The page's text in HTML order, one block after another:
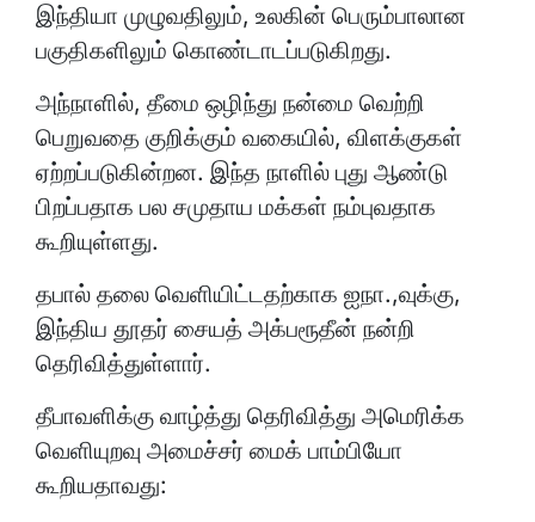
இந்தியா முழுவதிலும், உலகின் பெரும்பாலான
பகுதிகளிலும் கொண்டாடப்படுகிறது.
அந்நாளில், தீமை ஒழிந்து நன்மை வெற்றி
பெறுவதை குறிக்கும் வகையில், விளக்குகள்
ஏற்றப்படுகின்றன. இந்த நாளில் புது ஆண்டு
பிறப்பதாக பல சமுதாய மக்கள் நம்புவதாக
கூறியுள்ளது.
தபால் தலை வெளியிட்டதற்காக ஐநா.,வுக்கு,
இந்திய தூதர் சையத் அக்பரூதீன் நன்றி
தெரிவித்துள்ளார்.
தீபாவளிக்கு வாழ்த்து தெரிவித்து அமெரிக்க
வெளியுறவு அமைச்சர் மைக் பாம்பியோ
கூறியதாவது: